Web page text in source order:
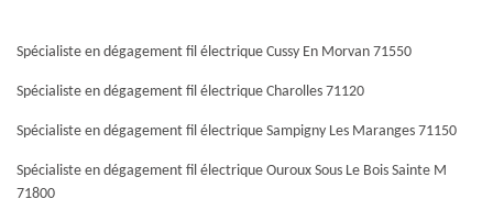
Spécialiste en dégagement fil électrique Cussy En Morvan 71550
Spécialiste en dégagement fil électrique Charolles 71120
Spécialiste en dégagement fil électrique Sampigny Les Maranges 71150
Spécialiste en dégagement fil électrique Ouroux Sous Le Bois Sainte M
71800